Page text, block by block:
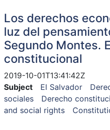
Los derechos
luz del
Segundo Montes.
constitucional
2019-10-01T13:41:42Z
Subject
El Salvador
sociales
Derecho
and social rights